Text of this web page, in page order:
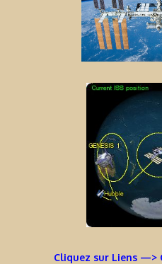
Cliquez sur Liens —>